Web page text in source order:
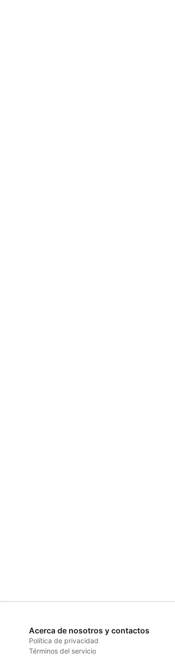
Acerca de nosotros y contactos
Política de privacidad
Términos del servicio